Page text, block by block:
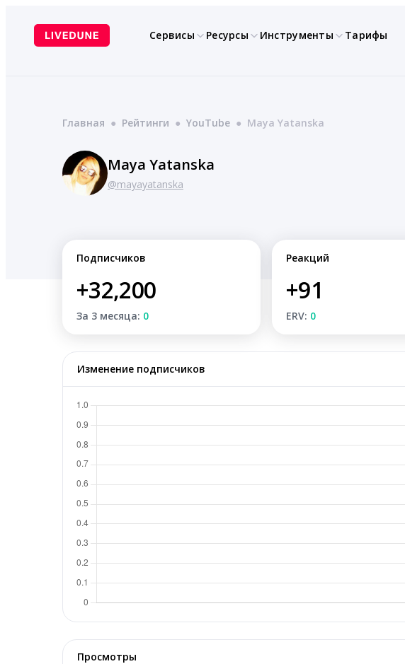
содержимому
Сервисы Ресурсы Инструменты Тарифы
Главная ● Рейтинги ● YouTube ● Maya Yatanska
Maya Yatanska
@mayayatanska
Подписчиков
+32,200
За 3 месяца: 0
Реакций
+91
ERV: 0
Изменение подписчиков
Просмотры